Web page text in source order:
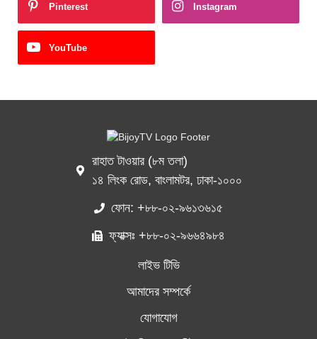
Pinterest Instagram
YouTube
রাহাত টাওয়ার (৮ম তলা)
১৪ লিংক রোড, বাংলামটর, ঢাকা-১০০০
ফোন: +৮৮-০২-৯৬১৩৬১৫
ফ্যাক্সঃ +৮৮-০২-৯৬৬৪৯৮৪
লাইভ টিভি
আমাদের সম্পর্কে
যোগাযোগ